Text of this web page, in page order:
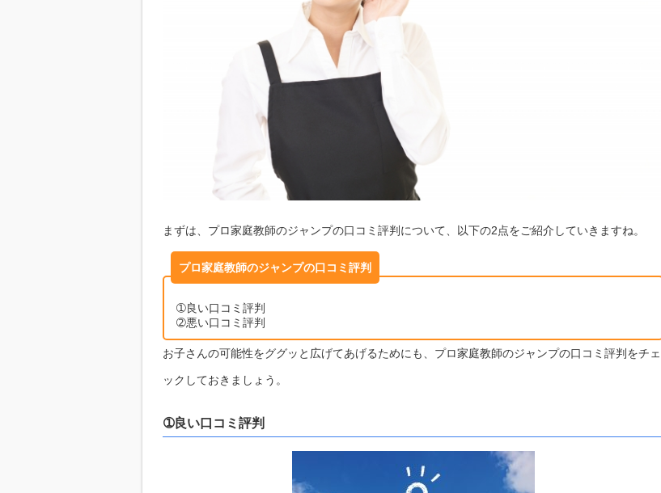
まずは、プロ家庭教師のジャンプの口コミ評判について、以下の2点をご紹介していきますね。
プロ家庭教師のジャンプの口コミ評判
➀良い口コミ評判
➁悪い口コミ評判
お子さんの可能性をググッと広げてあげるためにも、プロ家庭教師のジャンプの口コミ評判をチェ
ックしておきましょう。
➀良い口コミ評判